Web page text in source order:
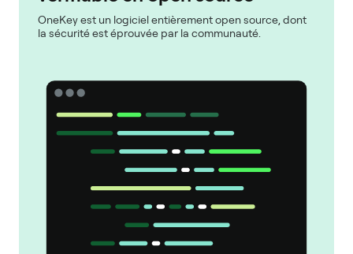
OneKey est un logiciel entièrement open source, dont
la sécurité est éprouvée par la communauté.